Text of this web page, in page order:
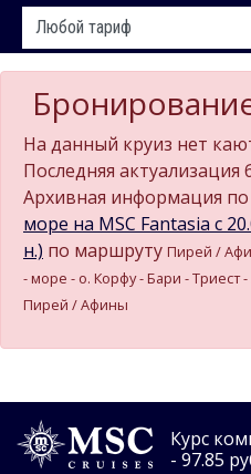
На данный круиз нет
Последняя актуализация
Архивная информация по
море на MSC Fantasia c
н.) по маршруту Пирей /
- море - о. Корфу - Бари - Триест
Пирей / Афины
Курс
- 97.85